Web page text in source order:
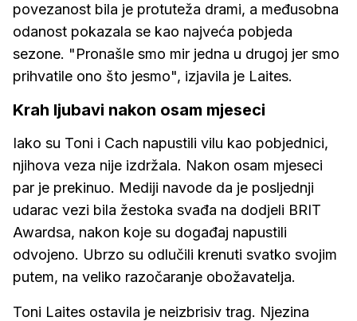
povezanost bila je protuteža drami, a međusobna
odanost pokazala se kao najveća pobjeda
sezone. "Pronašle smo mir jedna u drugoj jer smo
prihvatile ono što jesmo", izjavila je Laites.
Krah ljubavi nakon osam mjeseci
Iako su Toni i Cach napustili vilu kao pobjednici,
njihova veza nije izdržala. Nakon osam mjeseci
par je prekinuo. Mediji navode da je posljednji
udarac vezi bila žestoka svađa na dodjeli BRIT
Awardsa, nakon koje su događaj napustili
odvojeno. Ubrzo su odlučili krenuti svatko svojim
putem, na veliko razočaranje obožavatelja.
Toni Laites ostavila je neizbrisiv trag. Njezina